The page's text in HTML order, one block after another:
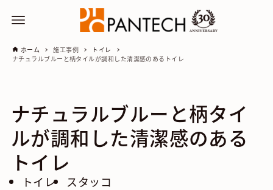
ホーム 施工事例
トイレ
ナチュラルブルーと柄タイルが調和した清潔感のあるトイレ
ナチュラルブルーと柄タイ
ルが調和した清潔感のある
トイレ
トイレ スタッコ